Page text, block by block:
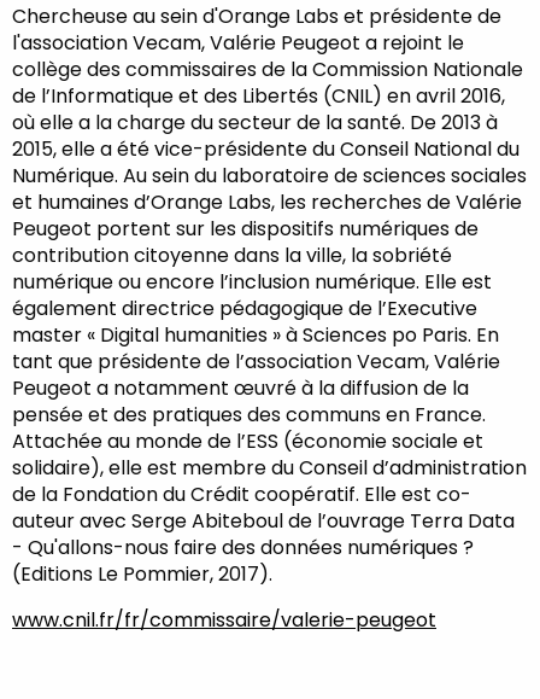
Chercheuse au sein d'Orange Labs et présidente de
l'association Vecam, Valérie Peugeot a rejoint le
collège des commissaires de la Commission Nationale
de l’Informatique et des Libertés (CNIL) en avril 2016,
où elle a la charge du secteur de la santé. De 2013 à
2015, elle a été vice-présidente du Conseil National du
Numérique. Au sein du laboratoire de sciences sociales
et humaines d’Orange Labs, les recherches de Valérie
Peugeot portent sur les dispositifs numériques de
contribution citoyenne dans la ville, la sobriété
numérique ou encore l’inclusion numérique. Elle est
également directrice pédagogique de l’Executive
master « Digital humanities » à Sciences po Paris. En
tant que présidente de l’association Vecam, Valérie
Peugeot a notamment œuvré à la diffusion de la
pensée et des pratiques des communs en France.
Attachée au monde de l’ESS (économie sociale et
solidaire), elle est membre du Conseil d’administration
de la Fondation du Crédit coopératif. Elle est co-
auteur avec Serge Abiteboul de l’ouvrage Terra Data
- Qu'allons-nous faire des données numériques ?
(Editions Le Pommier, 2017).
www.cnil.fr/fr/commissaire/valerie-peugeot